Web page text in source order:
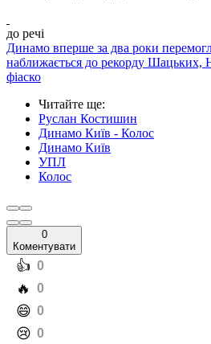
до речі
Динамо вперше за два роки
наближається до рекорду Шацьких,
фіаско
Читайте ще:
Руслан Костишин
Динамо Київ - Колос
Динамо Київ
УПЛ
Колос
0
Коментувати
️👍 0
️🔥 0
️😄 0
️😢 0